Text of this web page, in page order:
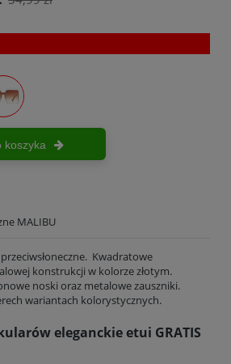
koszyka
MALIBU
Kwadratowe
konstrukcji w kolorze złotym.
noski oraz metalowe zauszniki.
wariantach kolorystycznych.
eleganckie etui GRATIS